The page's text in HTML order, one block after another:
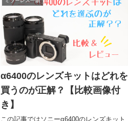
α6400のレンズキットはどれを
買うのが正解？【比較画像付
き】
この記事ではソニーα6400のレンズキット